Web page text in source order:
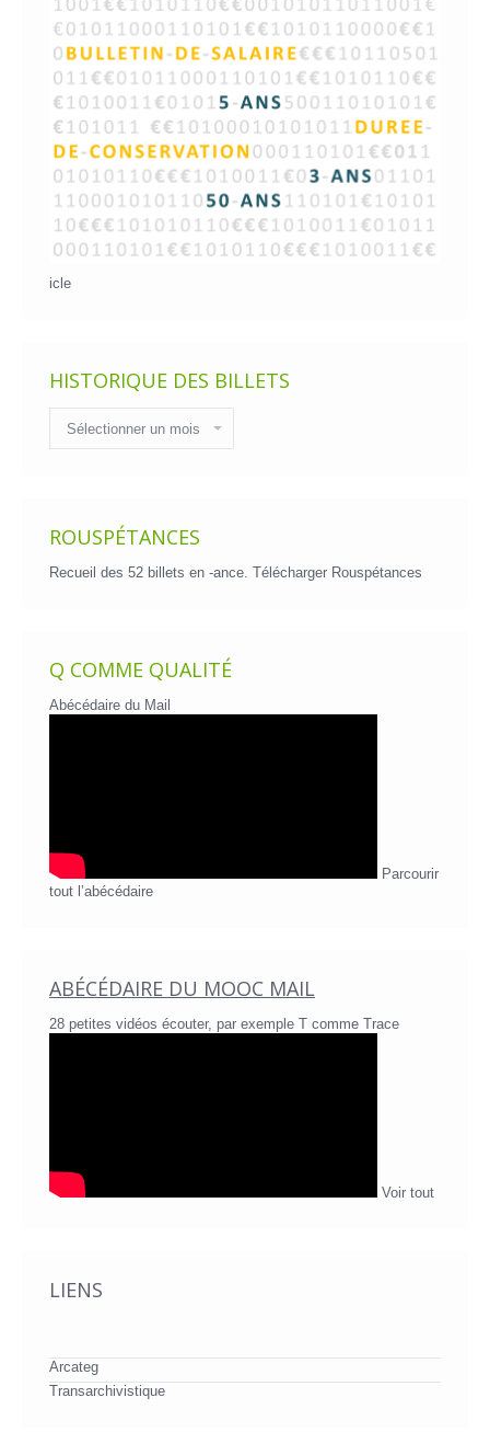
icle
HISTORIQUE DES BILLETS
des
billets
ROUSPÉTANCES
Recueil des 52 billets en -ance. Télécharger Rouspétances
Q COMME QUALITÉ
Abécédaire du Mail
Parcourir
tout l’abécédaire
ABÉCÉDAIRE DU MOOC MAIL
28 petites vidéos écouter, par exemple T comme Trace
Voir tout
LIENS
Arcateg
Transarchivistique